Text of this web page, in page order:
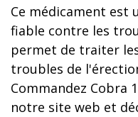
Ce médicament
fiable contre les
permet de traiter
troubles de
Commandez Cobra
notre site web et